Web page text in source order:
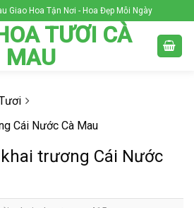
Giao Hoa Tận Nơi - Hoa Đẹp Mỗi Ngày
TƯƠI CÀ
MAU
Cái Nước Cà Mau
trương Cái Nước